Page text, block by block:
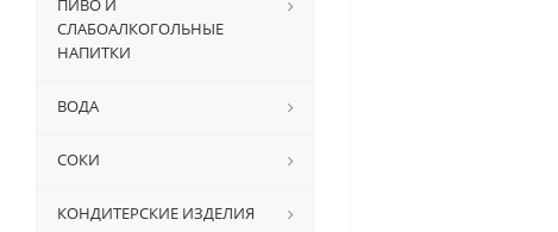
ПИВО И
СЛАБОАЛКОГОЛЬНЫЕ
НАПИТКИ
ВОДА
СОКИ
КОНДИТЕРСКИЕ ИЗДЕЛИЯ